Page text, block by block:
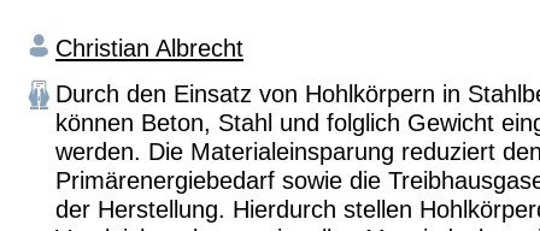
Christian Albrecht
Durch den Einsatz von Hohlkörpern in
können Beton, Stahl und folglich Gewicht
werden. Die Materialeinsparung reduziert
Primärenergiebedarf sowie die
der Herstellung. Hierdurch stellen